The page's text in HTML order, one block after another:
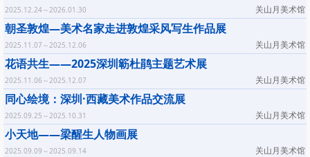
关山月美术馆
2025.12.24～2026.01.30
朝圣敦煌—美术名家走进敦煌采风写生作品展
关山月美术馆
2025.11.07～2025.12.06
花语共生——2025深圳簕杜鹃主题艺术展
关山月美术馆
2025.11.06～2025.12.07
同心绘境：深圳·西藏美术作品交流展
关山月美术馆
2025.09.25～2025.10.31
小天地——梁醒生人物画展
关山月美术馆
2025.09.09～2025.09.14